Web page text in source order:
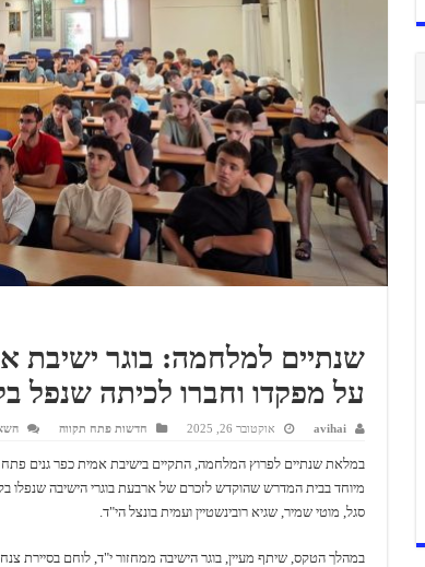
שנתיים למלחמה: בוגר ישיבת
על מפקדו וחברו לכיתה שנפל
avihai אוקטובר 26, 2025 חדשות פתח תקווה
במלאת שנתיים לפרוץ המלחמה, התקיים בישיבת אמית כפר גנים
מיוחד בבית המדרש שהוקדש לזכרם של ארבעת בוגרי הישיבה שנפלו
סגל, מוטי שמיר, שגיא רובינשטיין ועמית בונצל הי"ד.
במהלך הטקס, שיתף מעיין, בוגר הישיבה ממחזור י"ד, לוחם בסיירת